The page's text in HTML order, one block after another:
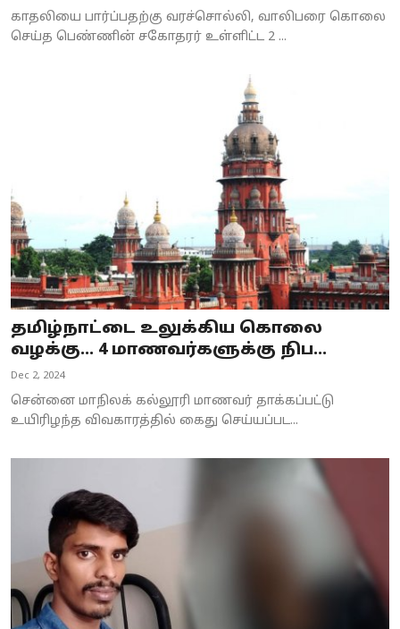
காதலியை பார்ப்பதற்கு வரச்சொல்லி, வாலிபரை கொலை
செய்த பெண்ணின் சகோதரர் உள்ளிட்ட 2 ...
தமிழ்நாட்டை உலுக்கிய கொலை
வழக்கு... 4 மாணவர்களுக்கு நிப...
Dec 2, 2024
சென்னை மாநிலக் கல்லூரி மாணவர் தாக்கப்பட்டு
உயிரிழந்த விவகாரத்தில் கைது செய்யப்பட...